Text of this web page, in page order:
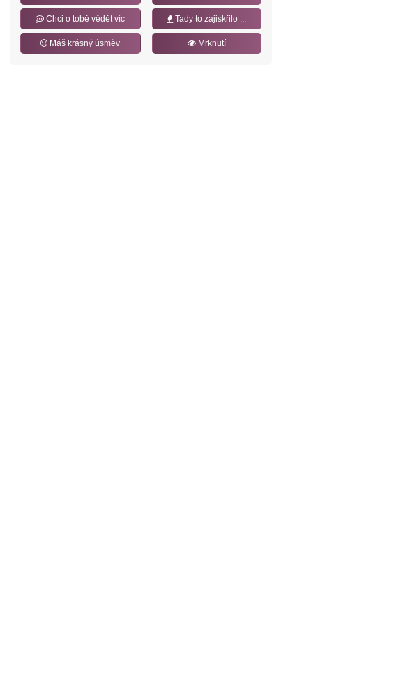
Chci o tobě vědět víc Tady to zajiskřilo ...
Máš krásný úsměv Mrknutí